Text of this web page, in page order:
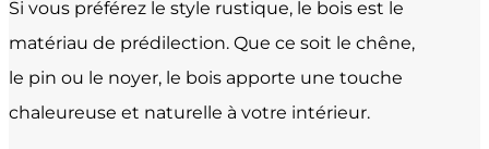
Si vous préférez le style rustique, le bois est le
matériau de prédilection. Que ce soit le chêne,
le pin ou le noyer, le bois apporte une touche
chaleureuse et naturelle à votre intérieur.